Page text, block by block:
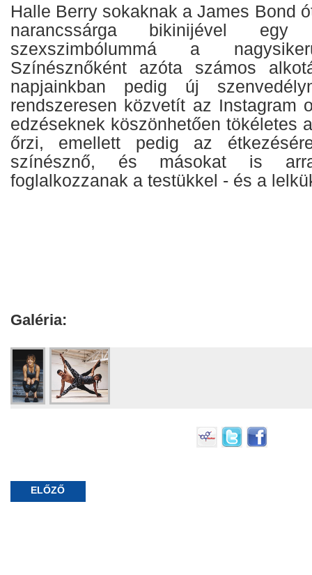
Halle Berry sokaknak a James Bond
narancssárga bikinijével
szexszimbólummá a
Színésznőként azóta számos
napjainkban pedig új
rendszeresen közvetít az Instagram
edzéseknek köszönhetően tökéletes
őrzi, emellett pedig az
színésznő, és másokat is
foglalkozzanak a testükkel - és a
Galéria:
ELŐZŐ